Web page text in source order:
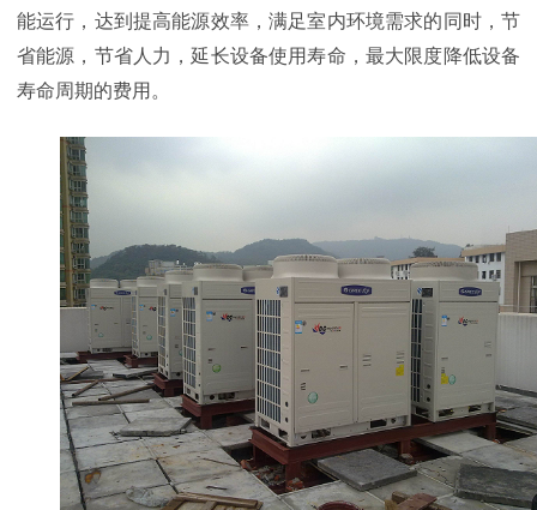
能运行，达到提高能源效率，满足室内环境需求的同时，节
省能源，节省人力，延长设备使用寿命，最大限度降低设备
寿命周期的费用。